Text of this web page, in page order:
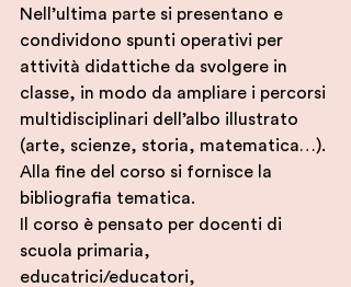
Nell’ultima parte si presentano e
condividono spunti operativi per
attività didattiche da svolgere in
classe, in modo da ampliare i percorsi
multidisciplinari dell’albo illustrato
(arte, scienze, storia, matematica…).
Alla fine del corso si fornisce la
bibliografia tematica.
Il corso è pensato per docenti di
scuola primaria,
educatrici/educatori,